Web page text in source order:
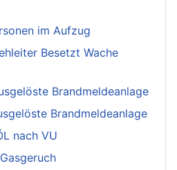
im Aufzug
Besetzt Wache
Brandmeldeanlage
Brandmeldeanlage
nach VU